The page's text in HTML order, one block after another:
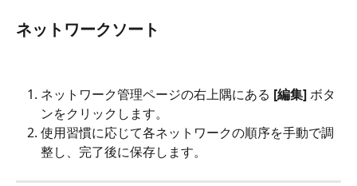
ネットワークソート
ネットワーク管理ページの右上隅にある [編集] ボタ
ンをクリックします。
使用習慣に応じて各ネットワークの順序を手動で調
整し、完了後に保存します。